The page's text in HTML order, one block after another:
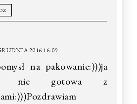
2016 16:09
na pakowanie:)))ja
nie gotowa z